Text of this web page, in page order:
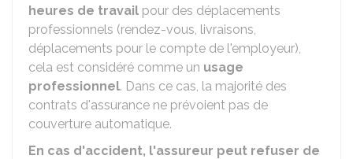
heures de travail pour des déplacements
professionnels (rendez-vous, livraisons,
déplacements pour le compte de l'employeur),
cela est considéré comme un usage
professionnel. Dans ce cas, la majorité des
contrats d'assurance ne prévoient pas de
couverture automatique.
En cas d'accident, l'assureur peut refuser de